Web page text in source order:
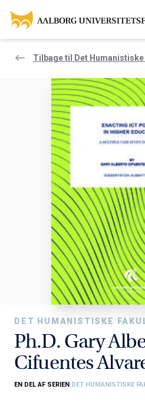
Tilbage til Det Humanistiske
DET HUMANISTISKE
Ph.D. Gary
Cifuentes
EN DEL AF SERIEN DET HUMANISTISKE